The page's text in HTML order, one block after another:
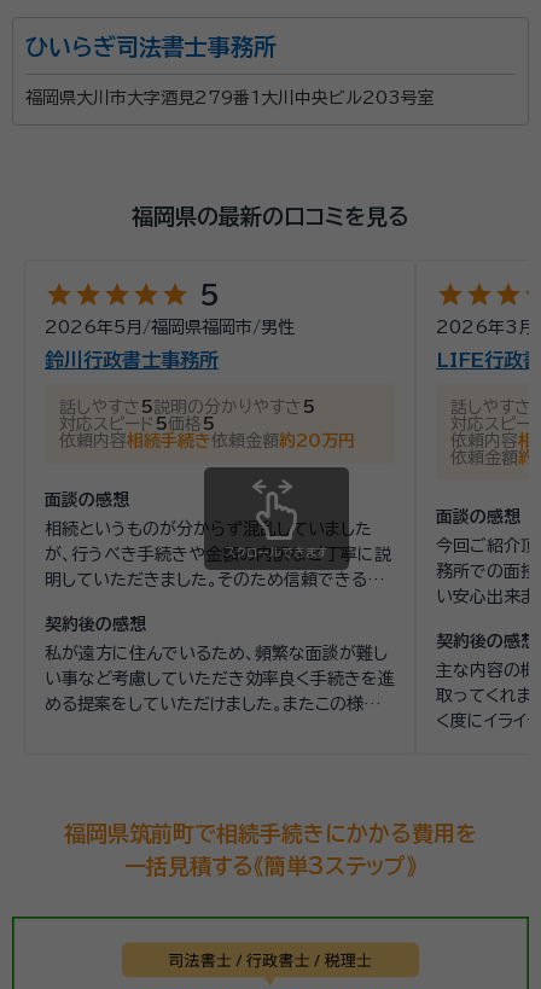
ひいらぎ司法書士事務所
福岡県大川市大字酒見279番1大川中央ビル203号室
福岡県の最新の口コミを見る
starstarstarstarstar 5
2026年5月 /福岡県福岡市/男性
鈴川行政書士事務所
話しやすさ 5説明の分かりやすさ 5
対応スピード 5価格 5
依頼内容相続手続き依頼金額約20万円
面談の感想
相続というものが分からず混乱していました
が、行うべき手続きや金額の内訳など丁寧に説
明していただきました。そのため信頼できる方
契約後の感想
私が遠方に住んでいるため、頻繁な面談が難し
い事など考慮していただき効率良く手続きを進
める提案をしていただけました。またこの様な
starstarstar
2026年3月
LIFE行政
話しやすさ
対応スピー
依頼内容相
依頼金額約
面談の感想
今回ご紹介頂
務所での面接
い安心出来ま
みようと判断
契約後の感想
主な内容の
取ってくれま
く度にイライ
スクロールできます
福岡県筑前町で相続手続きにかかる費用を
一括見積する《簡単3ステップ》